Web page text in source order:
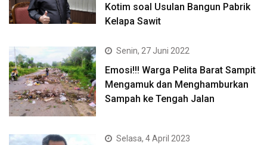
Kotim soal Usulan Bangun Pabrik
Kelapa Sawit
Senin, 27 Juni 2022
Emosi!!! Warga Pelita Barat Sampit
Mengamuk dan Menghamburkan
Sampah ke Tengah Jalan
Selasa, 4 April 2023